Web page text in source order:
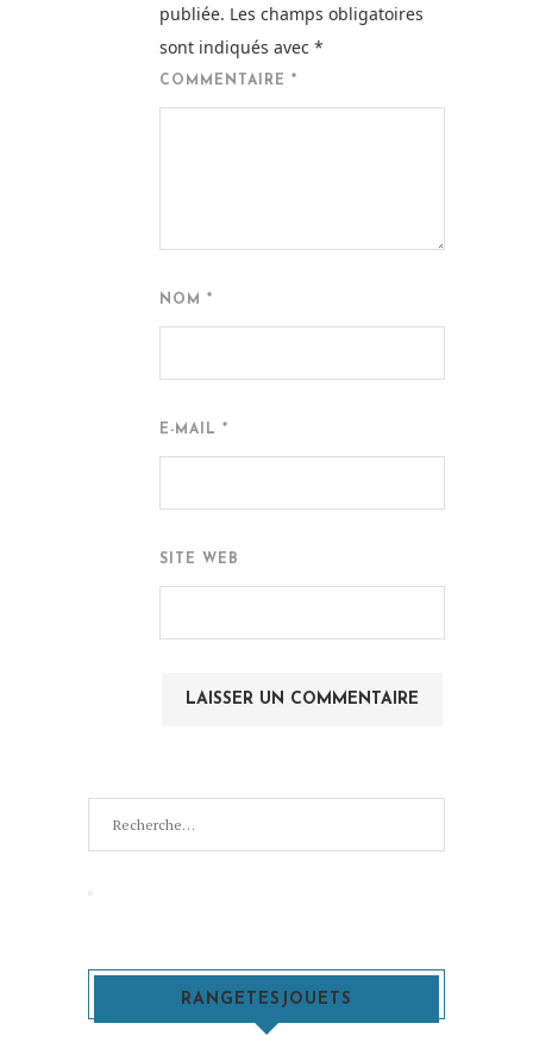
publiée. Les champs obligatoires
sont indiqués avec *
COMMENTAIRE *
NOM *
E-MAIL *
SITE WEB
pour
:
RANGETESJOUETS